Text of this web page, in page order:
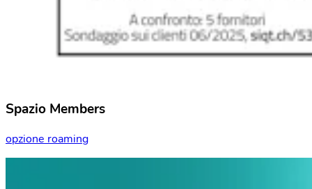
Spazio Members
opzione roaming